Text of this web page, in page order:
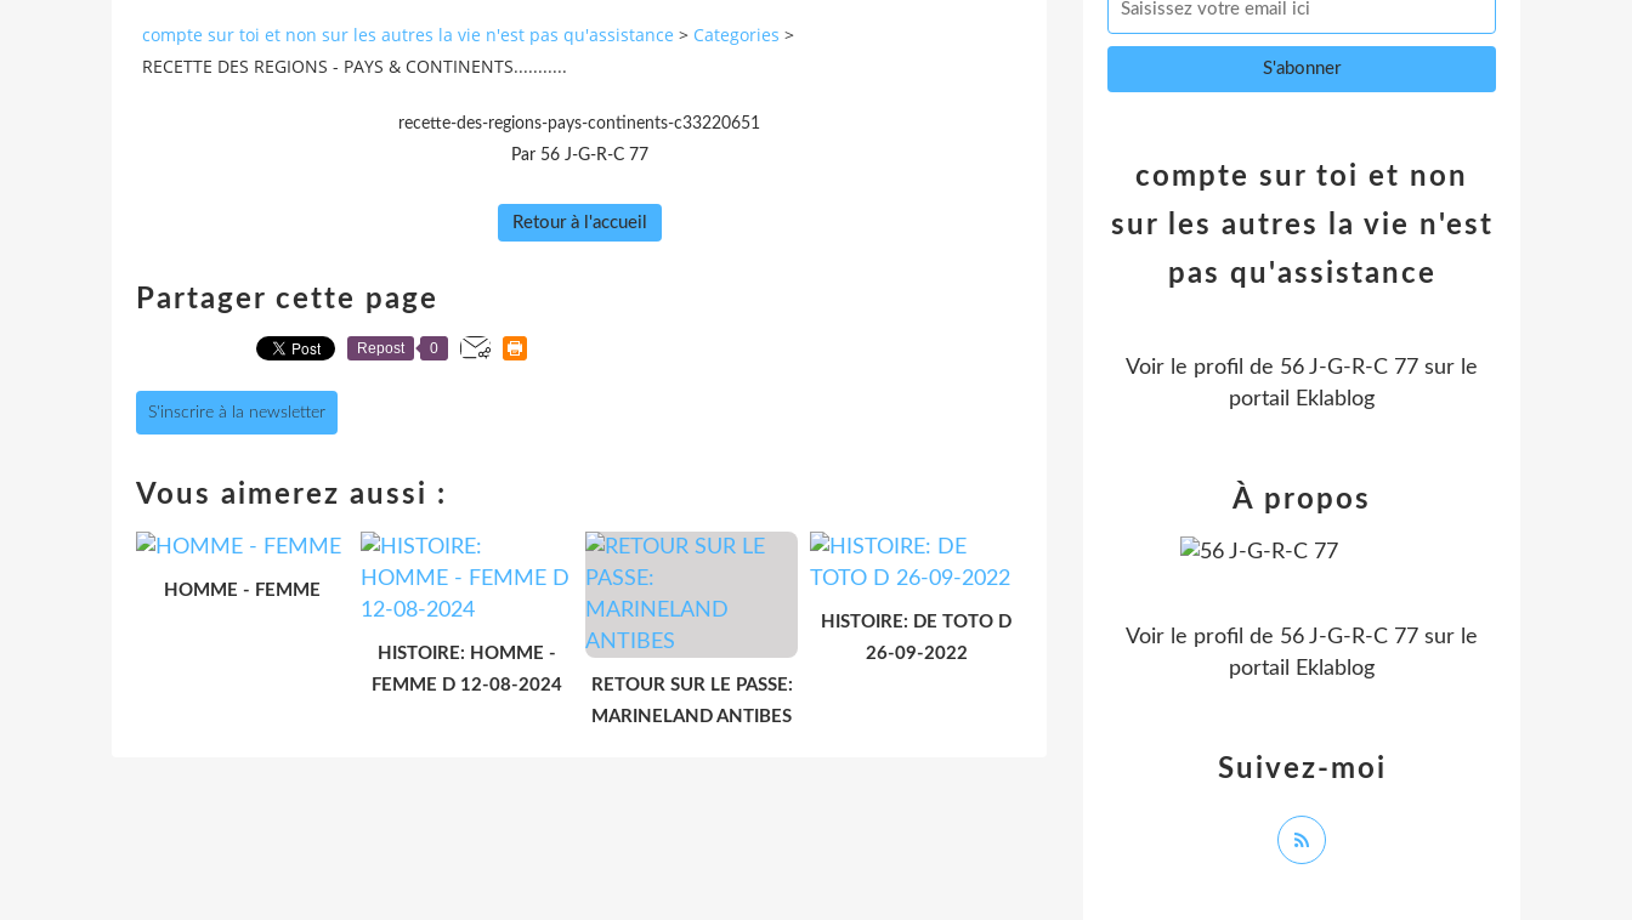
compte sur toi et non sur les autres la vie n'est pas qu'assistance > Categories >
RECETTE DES REGIONS - PAYS & CONTINENTS...........
recette-des-regions-pays-continents-c33220651
Par 56 J-G-R-C 77
Retour à l'accueil
Partager cette page
Repost 0
S'inscrire à la newsletter
Vous aimerez aussi :
HOMME - FEMME
HISTOIRE: HOMME -
FEMME D 12-08-2024
RETOUR SUR LE PASSE:
MARINELAND ANTIBES
HISTOIRE: DE TOTO D
26-09-2022
compte sur toi et non
sur les autres la vie n'est
pas qu'assistance
Voir le profil de 56 J-G-R-C 77 sur le
portail Eklablog
Suivez-moi
À propos
Voir le profil de 56 J-G-R-C 77 sur le
portail Eklablog